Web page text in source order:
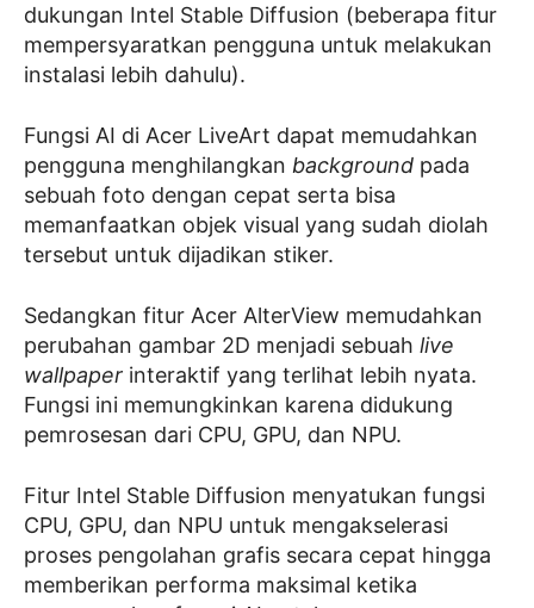
dukungan Intel Stable Diffusion (beberapa fitur
mempersyaratkan pengguna untuk melakukan
instalasi lebih dahulu).
Fungsi AI di Acer LiveArt dapat memudahkan
pengguna menghilangkan background pada
sebuah foto dengan cepat serta bisa
memanfaatkan objek visual yang sudah diolah
tersebut untuk dijadikan stiker.
Sedangkan fitur Acer AlterView memudahkan
perubahan gambar 2D menjadi sebuah live
wallpaper interaktif yang terlihat lebih nyata.
Fungsi ini memungkinkan karena didukung
pemrosesan dari CPU, GPU, dan NPU.
Fitur Intel Stable Diffusion menyatukan fungsi
CPU, GPU, dan NPU untuk mengakselerasi
proses pengolahan grafis secara cepat hingga
memberikan performa maksimal ketika